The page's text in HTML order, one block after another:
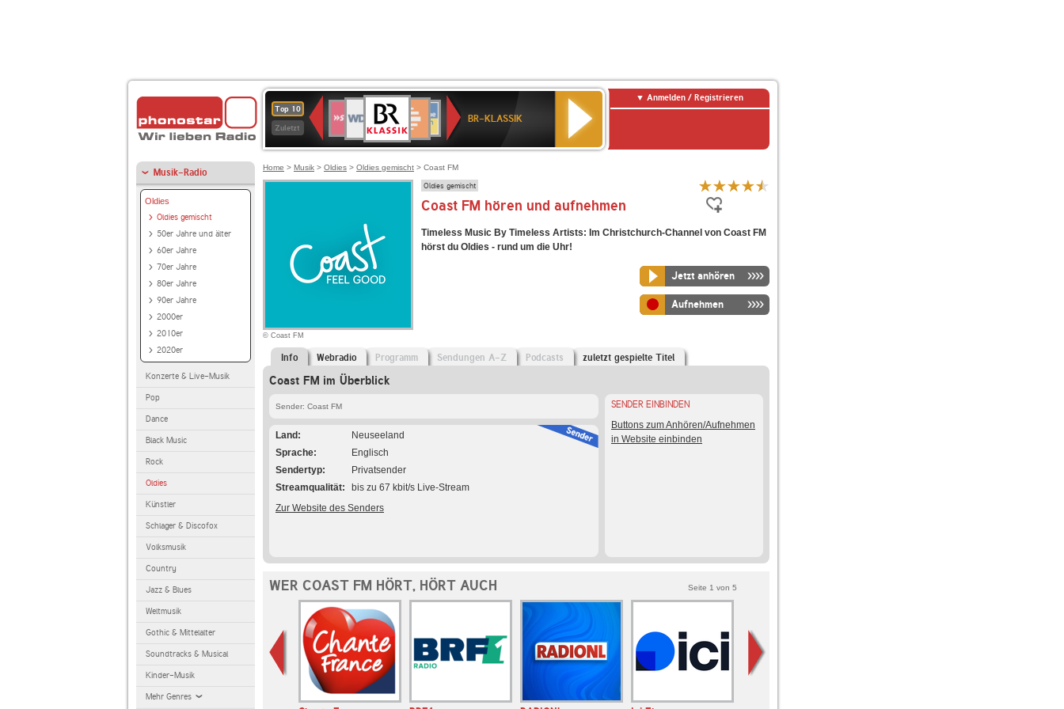
Top 10
Zuletzt
Deutschlandfunk
80er
90er
OLDIE
ANTENNE
4
BR-
KLASSIK
Deutschlandfunk
Kultur
ANTENNE
BAYERN
SWR
Kultur
NDR
2
BR-KLASSIK
Anmelden / Registrieren
Musik-Radio
Oldies
Oldies gemischt
50er Jahre und älter
60er Jahre
70er Jahre
80er Jahre
90er Jahre
2000er
2010er
2020er
Konzerte & Live-Musik
Pop
Dance
Black Music
Rock
Oldies
Künstler
Schlager & Discofox
Volksmusik
Country
Jazz & Blues
Weltmusik
Gothic & Mittelalter
Soundtracks & Musical
Kinder-Musik
Mehr Genres
Home > Musik > Oldies > Oldies gemischt > Coast FM
© Coast FM
Oldies gemischt
Coast FM hören und aufnehmen
Timeless Music By Timeless Artists: Im Christchurch-Channel von Coast FM
hörst du Oldies - rund um die Uhr!
Jetzt anhören
Aufnehmen
Info Webradio Programm Sendungen A-Z Podcasts zuletzt gespielte Titel
Coast FM im Überblick
Sender: Coast FM
Land
Neuseeland
Sprache
Englisch
Sendertyp
Privatsender
Streamqualität
bis zu 67 kbit/s Live-Stream
Zur Website des Senders
SENDER EINBINDEN
Buttons zum Anhören/Aufnehmen
in Website einbinden
WER COAST FM HÖRT, HÖRT AUCH Seite 1 von 5